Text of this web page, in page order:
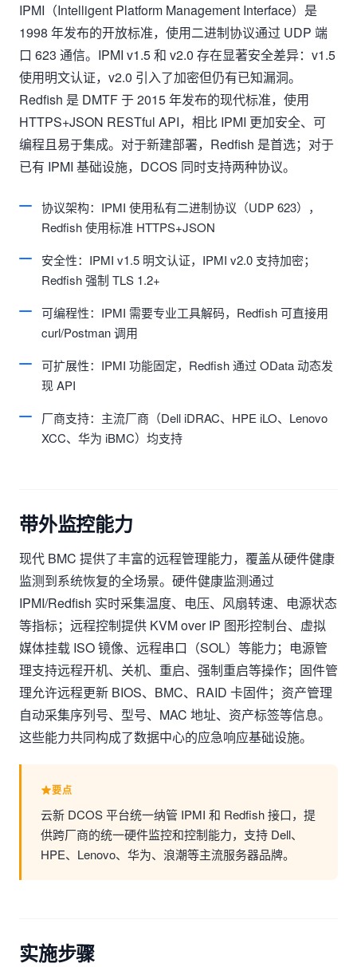
IPMI（Intelligent Platform Management Interface）是
1998 年发布的开放标准，使用二进制协议通过 UDP 端
口 623 通信。IPMI v1.5 和 v2.0 存在显著安全差异：v1.5
使用明文认证，v2.0 引入了加密但仍有已知漏洞。
Redfish 是 DMTF 于 2015 年发布的现代标准，使用
HTTPS+JSON RESTful API，相比 IPMI 更加安全、可
编程且易于集成。对于新建部署，Redfish 是首选；对于
已有 IPMI 基础设施，DCOS 同时支持两种协议。
协议架构：IPMI 使用私有二进制协议（UDP 623），
Redfish 使用标准 HTTPS+JSON
安全性：IPMI v1.5 明文认证，IPMI v2.0 支持加密；
Redfish 强制 TLS 1.2+
可编程性：IPMI 需要专业工具解码，Redfish 可直接用
curl/Postman 调用
可扩展性：IPMI 功能固定，Redfish 通过 OData 动态发
现 API
厂商支持：主流厂商（Dell iDRAC、HPE iLO、Lenovo
XCC、华为 iBMC）均支持
带外监控能力
现代 BMC 提供了丰富的远程管理能力，覆盖从硬件健康
监测到系统恢复的全场景。硬件健康监测通过
IPMI/Redfish 实时采集温度、电压、风扇转速、电源状态
等指标；远程控制提供 KVM over IP 图形控制台、虚拟
媒体挂载 ISO 镜像、远程串口（SOL）等能力；电源管
理支持远程开机、关机、重启、强制重启等操作；固件管
理允许远程更新 BIOS、BMC、RAID 卡固件；资产管理
自动采集序列号、型号、MAC 地址、资产标签等信息。
这些能力共同构成了数据中心的应急响应基础设施。
要点
云新 DCOS 平台统一纳管 IPMI 和 Redfish 接口，提
供跨厂商的统一硬件监控和控制能力，支持 Dell、
HPE、Lenovo、华为、浪潮等主流服务器品牌。
实施步骤